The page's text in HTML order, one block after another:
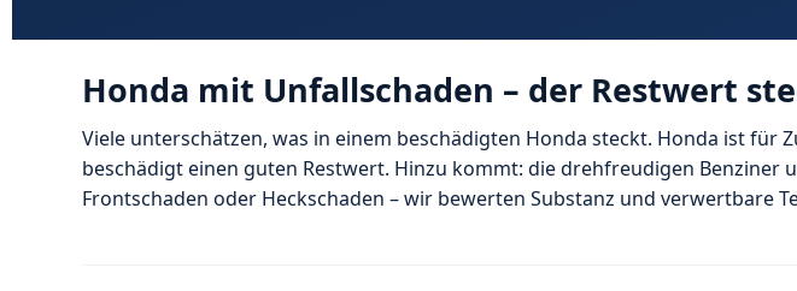
Honda mit Unfallschaden – der Restwert
Viele unterschätzen, was in einem beschädigten Honda steckt. Honda ist für
beschädigt einen guten Restwert. Hinzu kommt: die drehfreudigen Benziner
Frontschaden oder Heckschaden – wir bewerten Substanz und verwertbare